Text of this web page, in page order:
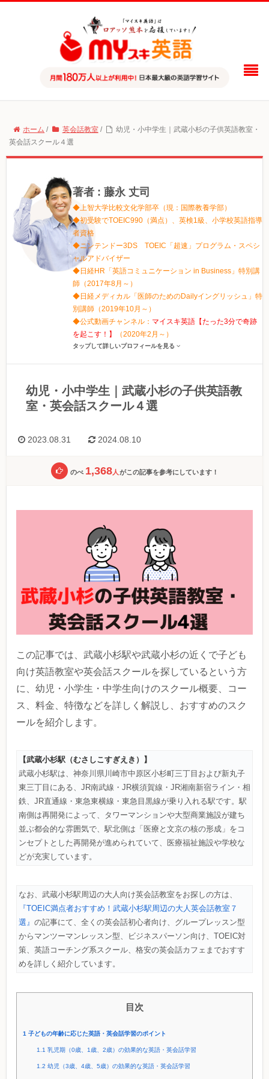
ホーム / 英会話教室 /
幼児・小中学生｜武蔵小杉の子供英語教室・
英会話スクール４選
著者 : 藤永 丈司
◆上智大学比較文化学部卒（現：国際教養学部）
◆初受験でTOEIC990（満点）、英検1級、小学校英語指導
者資格
◆ニンテンドー3DS TOEIC「超速」プログラム・スペシ
ャルアドバイザー
◆日経HR「英語コミュニケーション in Business」特別講
師（2017年8月～）
◆日経メディカル「医師のためのDailyイングリッシュ」特
別講師（2019年10月～）
◆公式動画チャンネル： マイスキ英語【たった3分で奇跡
を起こす！】
（2020年2月～）
タップして詳しいプロフィールを見る
幼児・小中学生｜武蔵小杉の子供英語教
室・英会話スクール４選
2023.08.31 2024.08.10
のべ 1,368人 がこの記事を参考にしています！
この記事では、武蔵小杉駅や武蔵小杉の近くで子ども
向け英語教室や英会話スクールを探しているという方
に、幼児・小学生・中学生向けのスクール概要、コー
ス、料金、特徴などを詳しく解説し、おすすめのスク
ールを紹介します。
【武蔵小杉駅（むさしこすぎえき）】
武蔵小杉駅は、神奈川県川崎市中原区小杉町三丁目および新丸子
東三丁目にある、JR南武線・JR横須賀線・JR湘南新宿ライン・相
鉄、JR直通線・東急東横線・東急目黒線が乗り入れる駅です。 駅
南側は再開発によって、タワーマンションや大型商業施設が建ち
並ぶ都会的な雰囲気で、駅北側は「医療と文京の核の形成」をコ
ンセプトとした再開発が進められていて、医療福祉施設や学校な
どが充実しています。
なお、武蔵小杉駅周辺の大人向け英会話教室をお探しの方は、
『TOEIC満点者おすすめ！武蔵小杉駅周辺の大人英会話教室７
選』 の記事にて、全くの英会話初心者向け、グループレッスン型
からマンツーマンレッスン型、ビジネスパーソン向け、TOEIC対
策、英語コーチング系スクール、格安の英会話カフェまでおすす
めを詳しく紹介しています。
目次
1 子どもの年齢に応じた英語・英会話学習のポイント
1.1 乳児期（0歳、1歳、2歳）の効果的な英語・英会話学習
1.2 幼児（3歳、4歳、5歳）の効果的な英語・英会話学習